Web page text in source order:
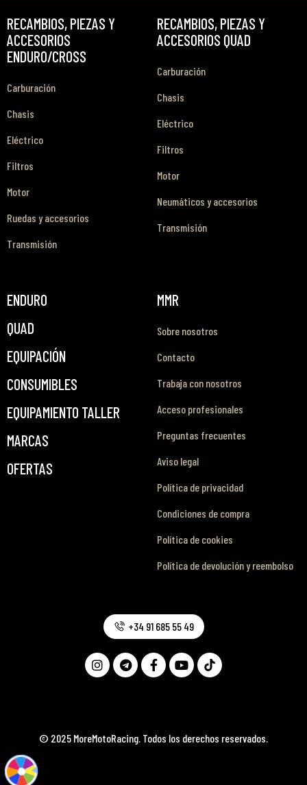
RECAMBIOS, PIEZAS Y
ACCESORIOS
ENDURO/CROSS
Carburación
Chasis
Eléctrico
Filtros
Motor
Ruedas y accesorios
Transmisión
RECAMBIOS, PIEZAS Y
ACCESORIOS QUAD
Carburación
Chasis
Eléctrico
Filtros
Motor
Neumáticos y accesorios
Transmisión
ENDURO
QUAD
EQUIPACIÓN
CONSUMIBLES
EQUIPAMIENTO TALLER
MARCAS
OFERTAS
MMR
Sobre nosotros
Contacto
Trabaja con nosotros
Acceso profesionales
Preguntas frecuentes
Aviso legal
Política de privacidad
Condiciones de compra
Política de cookies
Política de devolución y reembolso
© 2025 MoreMotoRacing. Todos los derechos reservados.
+34 91 685 55 49